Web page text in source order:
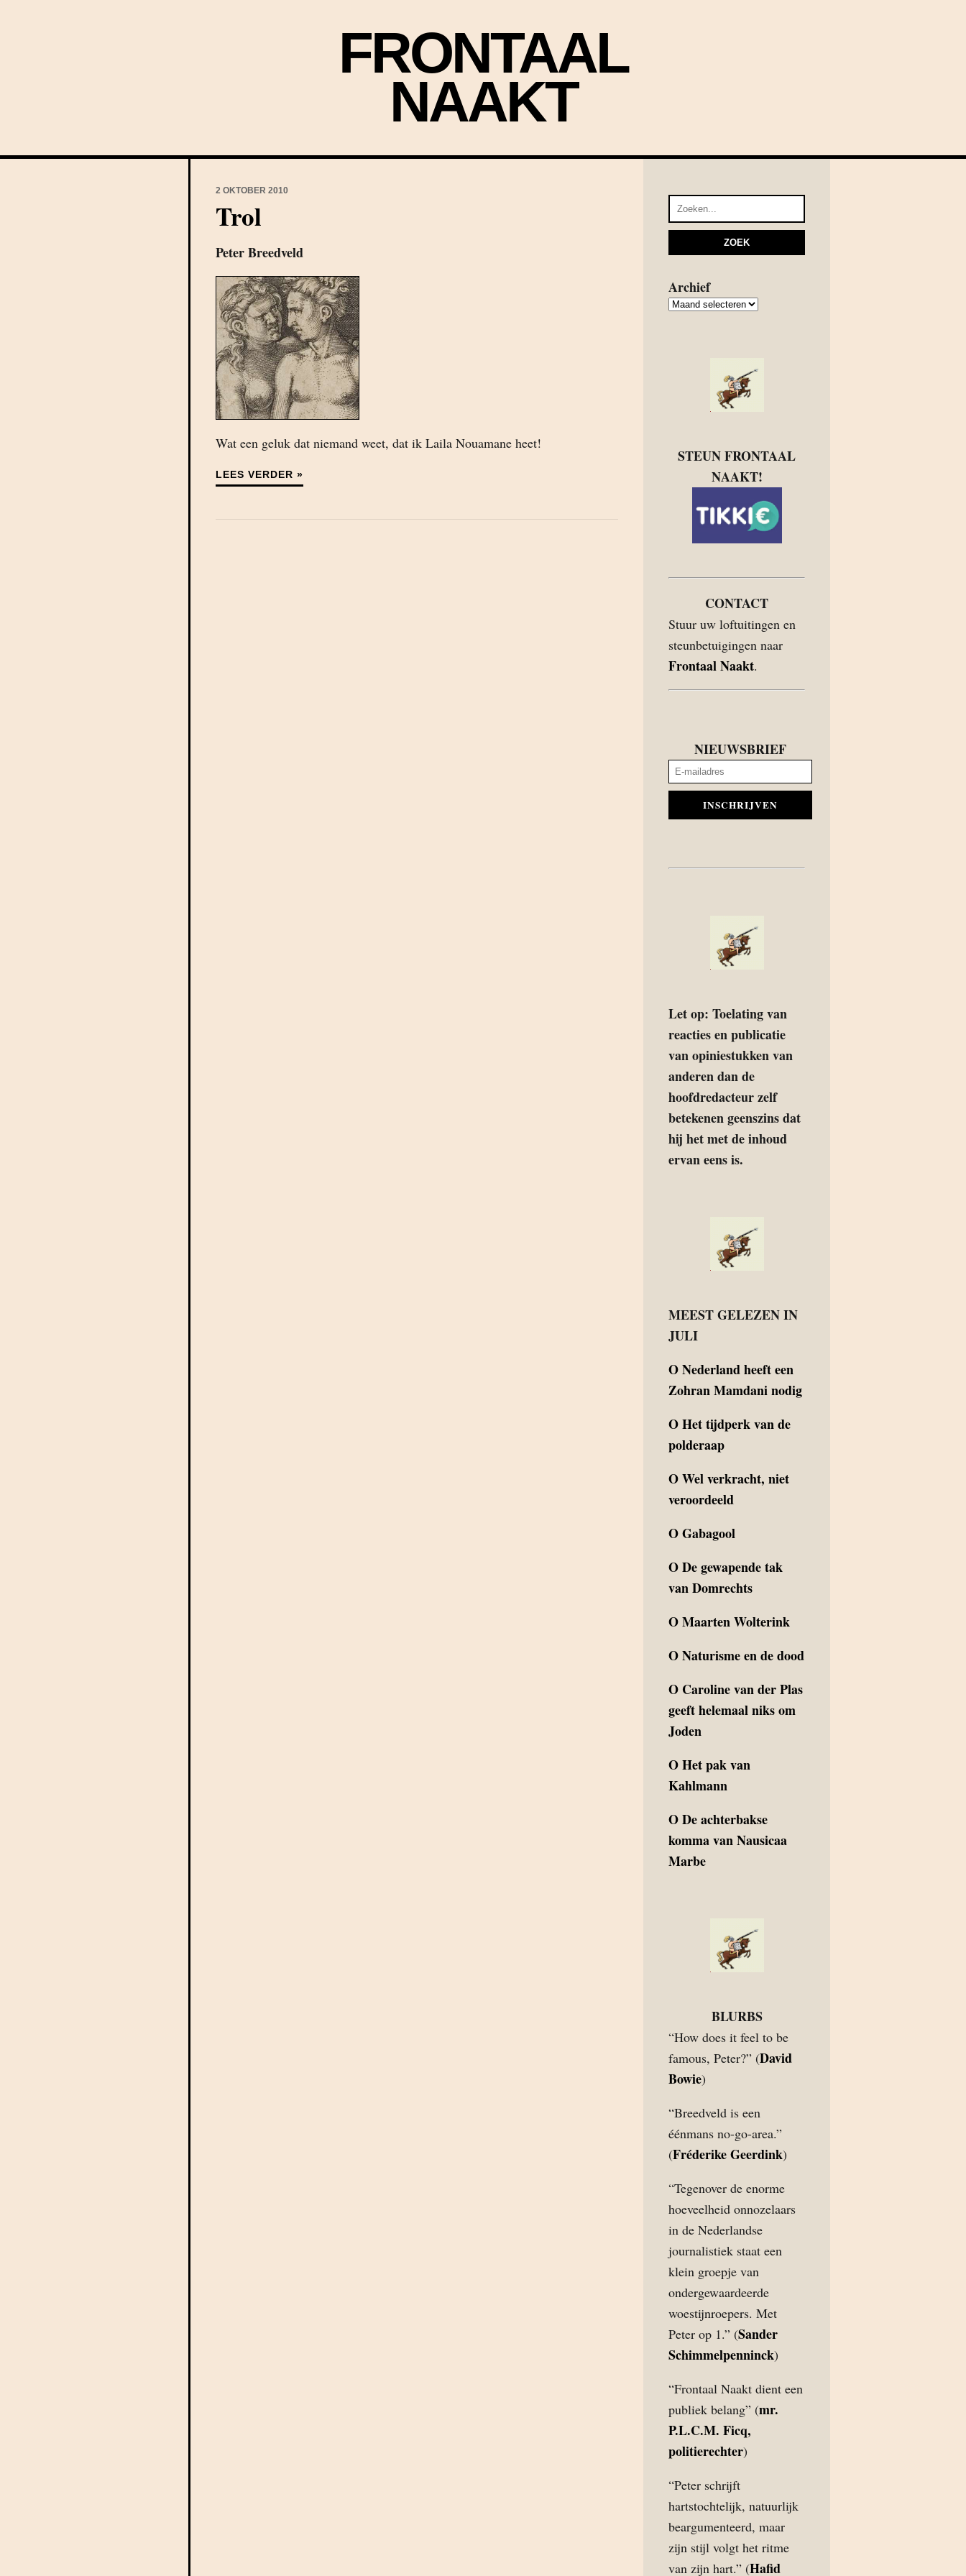
FRONTAAL
NAAKT
2 OKTOBER 2010
Trol
Peter Breedveld
Wat een geluk dat niemand weet, dat ik Laila Nouamane heet!
LEES VERDER »
Archief
Archief
STEUN FRONTAAL
NAAKT!
CONTACT
Stuur uw loftuitingen en
steunbetuigingen naar
Frontaal Naakt.
NIEUWSBRIEF
INSCHRIJVEN
Let op: Toelating van
reacties en publicatie
van opiniestukken van
anderen dan de
hoofdredacteur zelf
betekenen geenszins dat
hij het met de inhoud
ervan eens is.
MEEST GELEZEN IN
JULI
ONederland heeft een
Zohran Mamdani nodig
OHet tijdperk van de
polderaap
OWel verkracht, niet
veroordeeld
OGabagool
ODe gewapende tak
van Domrechts
OMaarten Wolterink
ONaturisme en de dood
O Caroline van der Plas
geeft helemaal niks om
Joden
OHet pak van
Kahlmann
ODe achterbakse
komma van Nausicaa
Marbe
BLURBS
“How does it feel to be
famous, Peter?” (David
Bowie)
“Breedveld is een
éénmans no-go-area.”
(Fréderike Geerdink)
“Tegenover de enorme
hoeveelheid onnozelaars
in de Nederlandse
journalistiek staat een
klein groepje van
ondergewaardeerde
woestijnroepers. Met
Peter op 1.” (Sander
Schimmelpenninck)
“Frontaal Naakt dient een
publiek belang” (mr.
P.L.C.M. Ficq,
politierechter)
“Peter schrijft
hartstochtelijk, natuurlijk
beargumenteerd, maar
zijn stijl volgt het ritme
van zijn hart.” (Hafid